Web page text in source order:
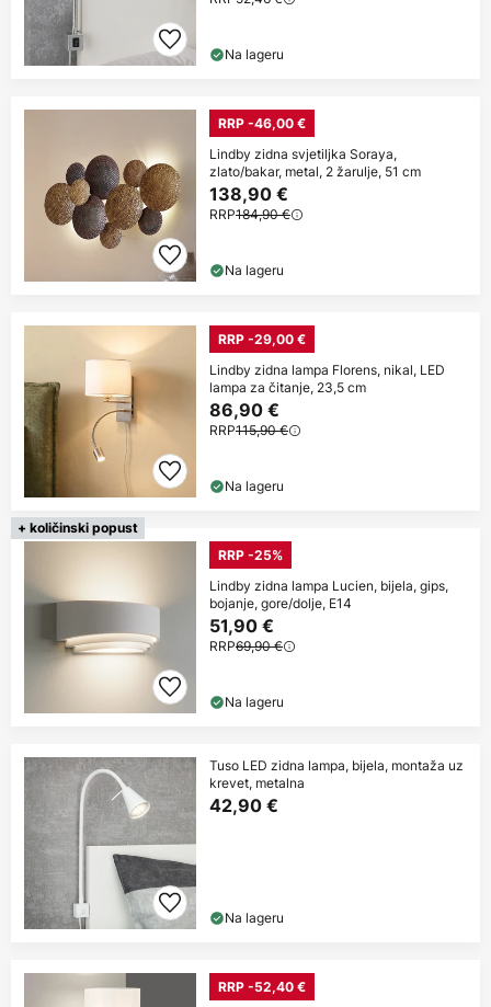
Na lageru
RRP -46,00 €
Lindby zidna svjetiljka Soraya,
zlato/bakar, metal, 2 žarulje, 51 cm
138,90 €
RRP184,90 €
Na lageru
RRP -29,00 €
Lindby zidna lampa Florens, nikal, LED
lampa za čitanje, 23,5 cm
86,90 €
RRP115,90 €
Na lageru
+ količinski popust
RRP -25%
Lindby zidna lampa Lucien, bijela, gips,
bojanje, gore/dolje, E14
51,90 €
RRP69,90 €
Na lageru
Tuso LED zidna lampa, bijela, montaža uz
krevet, metalna
42,90 €
Na lageru
RRP -52,40 €